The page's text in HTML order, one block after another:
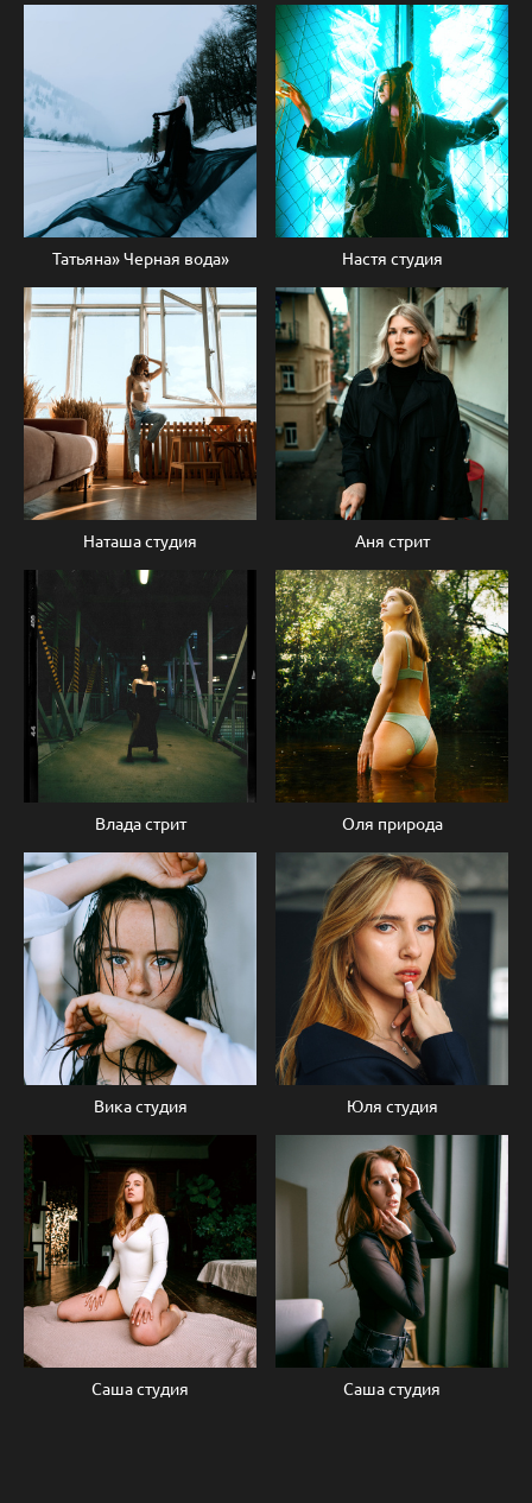
Татьяна» Черная вода» Настя студия
Наташа студия Аня стрит
Влада стрит Оля природа
Вика студия Юля студия
Саша студия Саша студия